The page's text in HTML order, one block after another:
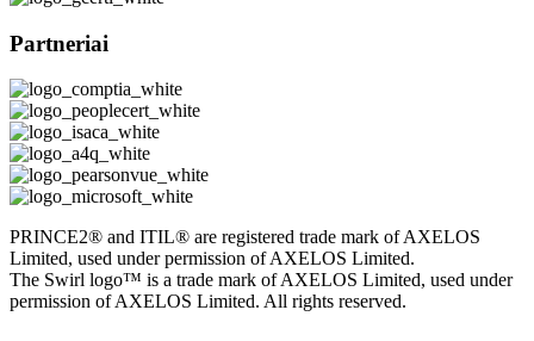
Partneriai
PRINCE2® and ITIL® are registered trade mark of AXELOS
Limited, used under permission of AXELOS Limited.
The Swirl logo™ is a trade mark of AXELOS Limited, used under
permission of AXELOS Limited. All rights reserved.